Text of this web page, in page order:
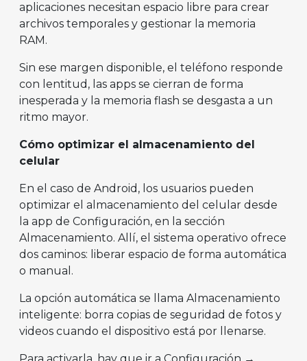
aplicaciones necesitan espacio libre para crear
archivos temporales y gestionar la memoria
RAM.
Sin ese margen disponible, el teléfono responde
con lentitud, las apps se cierran de forma
inesperada y la memoria flash se desgasta a un
ritmo mayor.
Cómo optimizar el almacenamiento del
celular
En el caso de Android, los usuarios pueden
optimizar el almacenamiento del celular desde
la app de Configuración, en la sección
Almacenamiento. Allí, el sistema operativo ofrece
dos caminos: liberar espacio de forma automática
o manual.
La opción automática se llama Almacenamiento
inteligente: borra copias de seguridad de fotos y
videos cuando el dispositivo está por llenarse.